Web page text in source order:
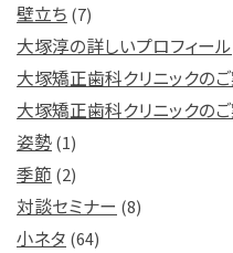
壁立ち (7)
大塚淳の詳しいプロフィール
大塚矯正歯科クリニックの
大塚矯正歯科クリニックの
姿勢(1)
季節 (2)
対談セミナー (8)
小ネタ (64)